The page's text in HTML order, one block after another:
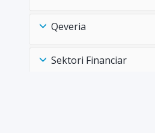
Qeveria
Sektori Financiar